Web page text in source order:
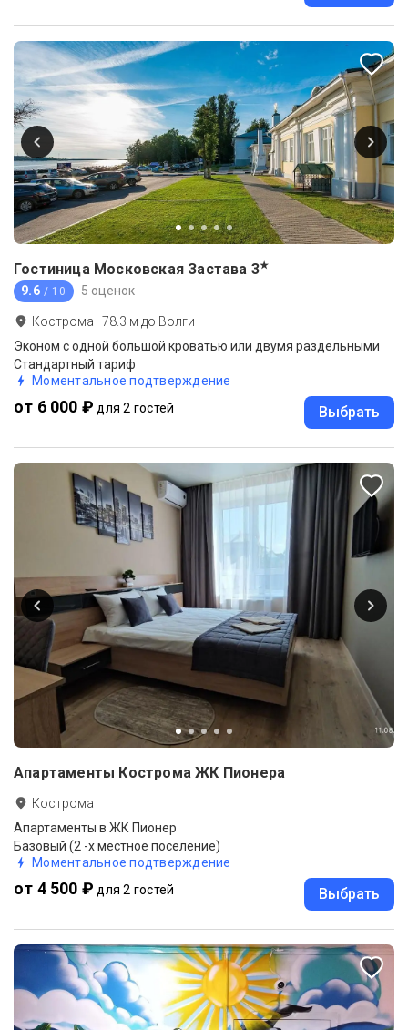
Гостиница Московская Застава 3★
9.6 / 10 5 оценок
Кострома ·78.3 м до Волги
Эконом с одной большой кроватью или двумя раздельными
Стандартный тариф
Моментальное подтверждение
от 6 000 ₽ для 2 гостей Выбрать
Апартаменты Кострома ЖК Пионера
Кострома
Апартаменты в ЖК Пионер
Базовый (2 -х местное поселение)
Моментальное подтверждение
от 4 500 ₽ для 2 гостей Выбрать